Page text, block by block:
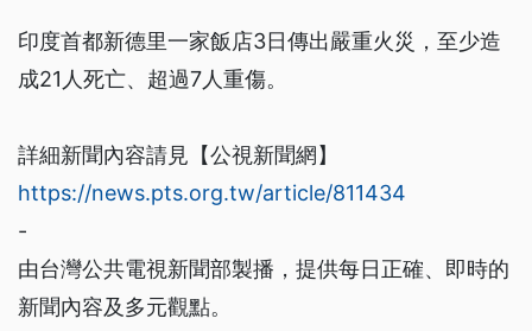
印度首都新德里一家飯店3日傳出嚴重火災，至少造
成21人死亡、超過7人重傷。
詳細新聞內容請見【公視新聞網】
https://news.pts.org.tw/article/811434
-
由台灣公共電視新聞部製播，提供每日正確、即時的
新聞內容及多元觀點。